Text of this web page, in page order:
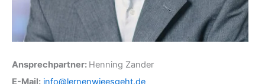
Ansprechpartner: Henning Zander
E-Mail: info@lernenwieesgeht.de